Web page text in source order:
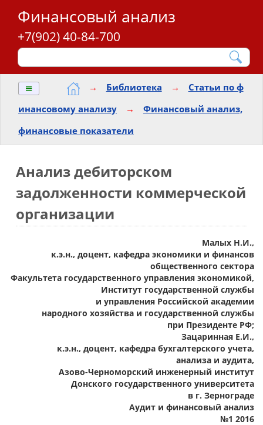
Финансовый анализ
+7(902) 40-84-700
≡ → Библиотека →
Статьи по ф
инансовому анализу
→
Финансовый анализ,
финансовые показатели
Анализ дебиторском
задолженности коммерческой
организации
Малых Н.И.,
к.э.н., доцент, кафедра экономики и финансов
общественного сектора
Факультета государственного управления экономикой,
Институт государственной службы
и управления Российской академии
народного хозяйства и государственной службы
при Президенте РФ;
Зацаринная Е.И.,
к.э.н., доцент, кафедра бухгалтерского учета,
анализа и аудита,
Азово-Черноморский инженерный институт
Донского государственного университета
в г. Зернограде
Аудит и финансовый анализ
№1 2016